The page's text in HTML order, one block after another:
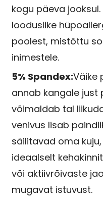
kogu päeva
looduslike
poolest, mistõttu
inimestele.
5% Spandex:Väike
annab kangale just
võimaldab tal
venivus lisab
säilitavad oma
ideaalselt
või aktiivrõivaste
mugavat istuvust.